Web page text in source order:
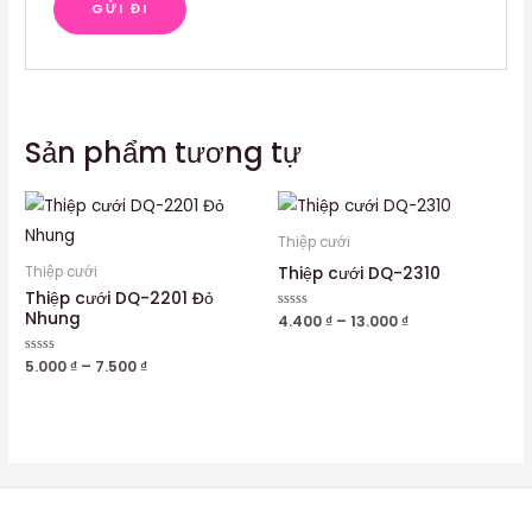
Sản phẩm tương tự
Thiệp cưới
Thiệp cưới DQ-2201 Đỏ
Nhung
Được
5.000₫ – 7.500₫
Thiệp cưới
Thiệp cưới DQ-2310
Được
4.400₫ – 13.000₫